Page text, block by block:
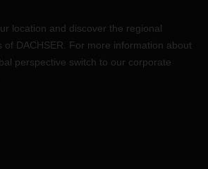
location and discover the regional
of DACHSER. For more information about
perspective switch to our corporate